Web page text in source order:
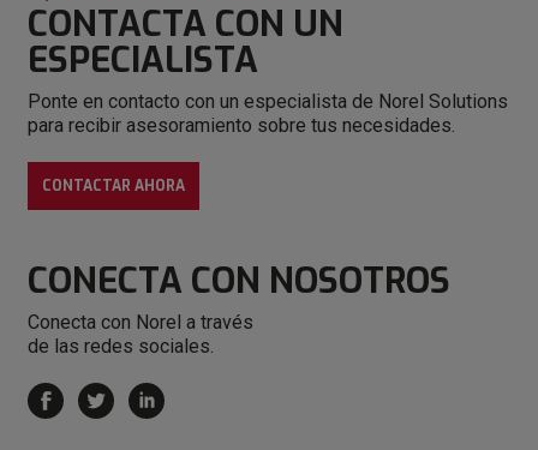
CONTACTA CON UN
ESPECIALISTA
Ponte en contacto con un especialista de Norel Solutions
para recibir asesoramiento sobre tus necesidades.
CONTACTAR AHORA
CONECTA CON NOSOTROS
Conecta con Norel a través
de las redes sociales.